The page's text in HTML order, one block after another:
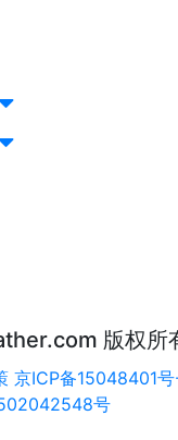
版权所
京ICP备15048401号
号